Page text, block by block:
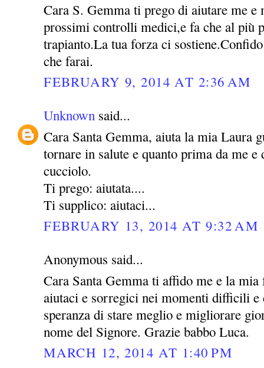
Cara S. Gemma ti prego di aiutare me e
prossimi controlli medici,e fa che al più
trapianto.La tua forza ci
che farai.
FEBRUARY 9, 2014 AT 2:36 AM
Unknown said...
Cara Santa Gemma, aiuta la mia Laura
tornare in salute e quanto prima da me
cucciolo.
Ti prego: aiutata....
Ti supplico: aiutaci...
FEBRUARY 13, 2014 AT 9:32 AM
Anonymous said...
Cara Santa Gemma ti affido me e la
aiutaci e sorregici nei momenti difficili e
speranza di stare meglio e migliorare
nome del Signore. Grazie babbo Luca.
MARCH 12, 2014 AT 1:40 PM